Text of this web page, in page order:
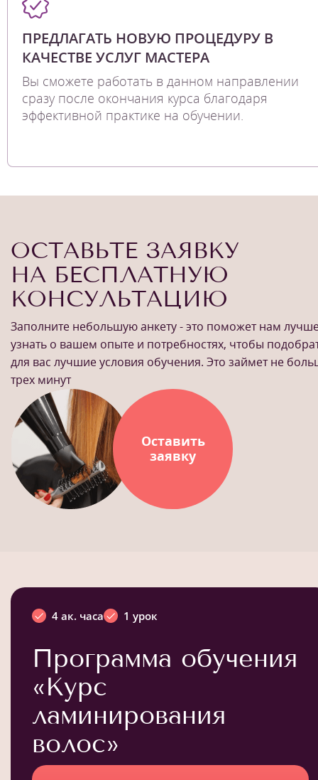
ПРЕДЛАГАТЬ НОВУЮ ПРОЦЕДУРУ В
КАЧЕСТВЕ УСЛУГ МАСТЕРА
Вы сможете работать в данном направлении
сразу после окончания курса благодаря
эффективной практике на обучении.
ОСТАВЬТЕ ЗАЯВКУ
НА БЕСПЛАТНУЮ
КОНСУЛЬТАЦИЮ
Заполните небольшую анкету - это поможет нам
узнать о вашем опыте и потребностях, чтобы
для вас лучшие условия обучения. Это займет не
трех минут
Оставить
заявку
4 ак. часа 1 урок
Программа обучения
«Курс
ламинирования
волос»